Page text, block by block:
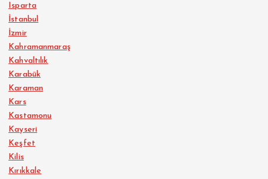
Isparta
İstanbul
İzmir
Kahramanmaraş
Kahvaltılık
Karabük
Karaman
Kars
Kastamonu
Kayseri
Keşfet
Kilis
Kırıkkale